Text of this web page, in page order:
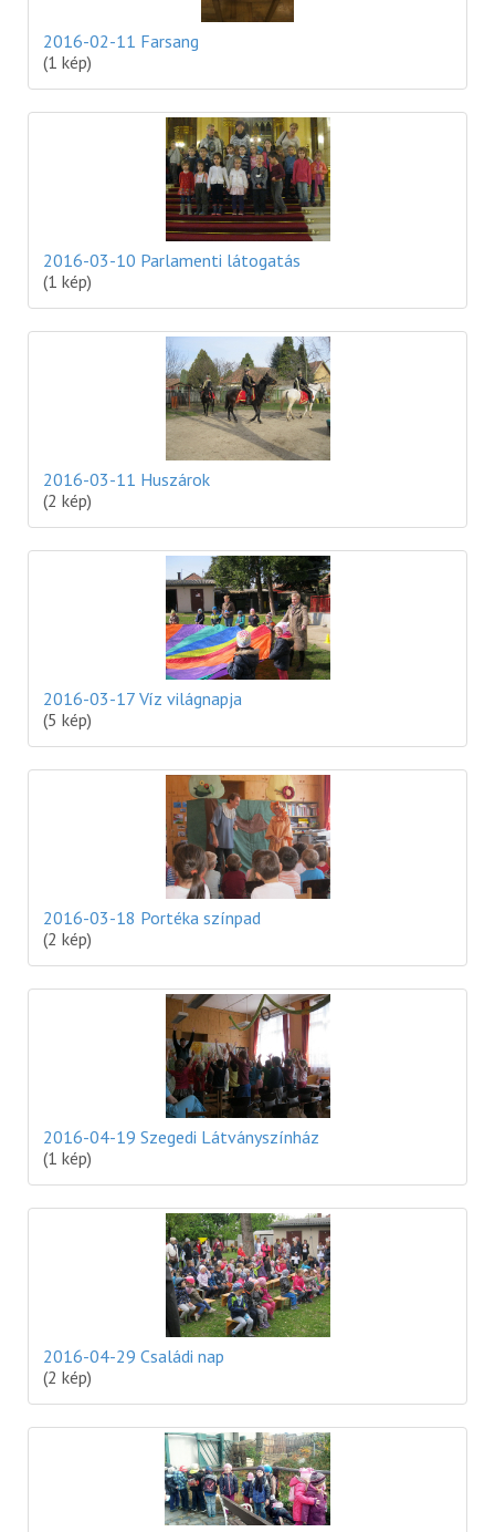
2016-02-11 Farsang
(1 kép)
2016-03-10 Parlamenti látogatás
(1 kép)
2016-03-11 Huszárok
(2 kép)
2016-03-17 Víz világnapja
(5 kép)
2016-03-18 Portéka színpad
(2 kép)
2016-04-19 Szegedi Látványszínház
(1 kép)
2016-04-29 Családi nap
(2 kép)